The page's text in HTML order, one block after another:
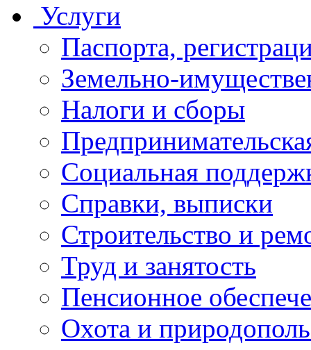
Услуги
Паспорта,
Земельно-
Налоги и сборы
Социальная
Справки, выписки
Строительство и
Труд и занятость
Пенсионное
Охота и